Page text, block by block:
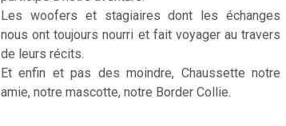
Les woofers et stagiaires dont les échanges
nous ont toujours nourri et fait voyager au travers
de leurs récits.
Et enfin et pas des moindre, Chaussette notre
amie, notre mascotte, notre Border Collie.